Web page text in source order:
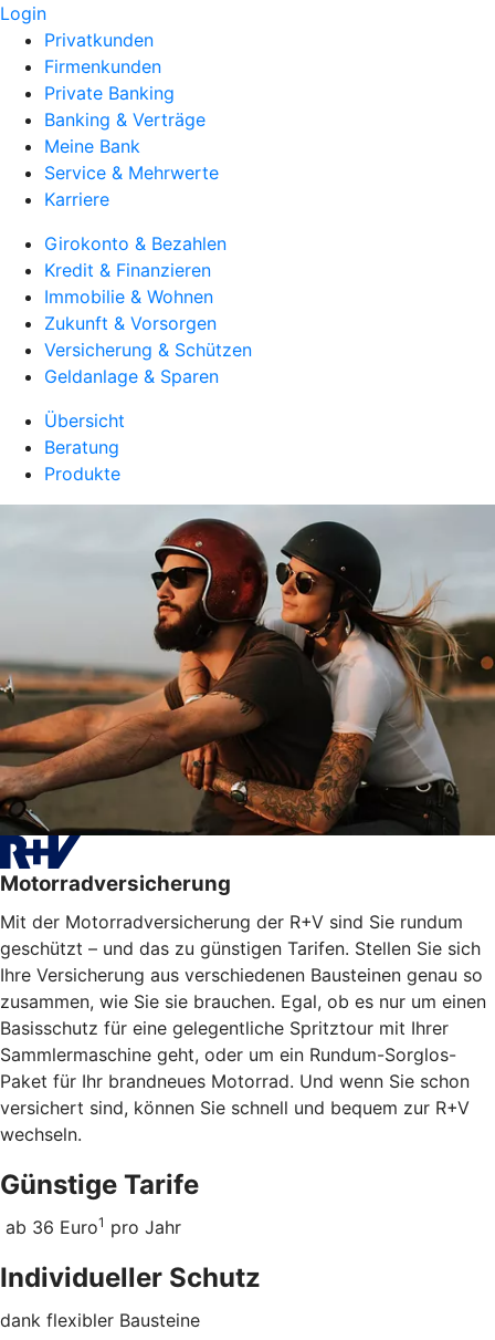
Login
Privatkunden
Firmenkunden
Private Banking
Banking & Verträge
Meine Bank
Service & Mehrwerte
Karriere
Girokonto & Bezahlen
Kredit & Finanzieren
Immobilie & Wohnen
Zukunft & Vorsorgen
Versicherung & Schützen
Geldanlage & Sparen
Übersicht
Beratung
Produkte
Motorradversicherung
Mit der Motorradversicherung der R+V sind Sie rundum
geschützt – und das zu günstigen Tarifen. Stellen Sie sich
Ihre Versicherung aus verschiedenen Bausteinen genau so
zusammen, wie Sie sie brauchen. Egal, ob es nur um einen
Basisschutz für eine gelegentliche Spritztour mit Ihrer
Sammlermaschine geht, oder um ein Rundum-Sorglos-
Paket für Ihr brandneues Motorrad. Und wenn Sie schon
versichert sind, können Sie schnell und bequem zur R+V
wechseln.
Günstige Tarife
ab 36 Euro1 pro Jahr
Individueller Schutz
dank flexibler Bausteine